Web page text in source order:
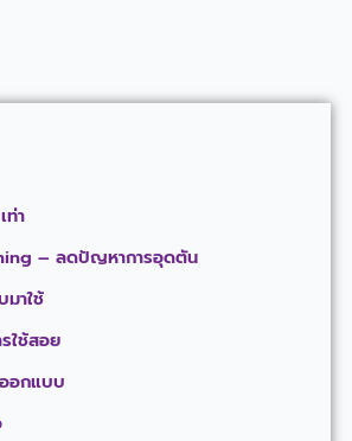
ท่า
– ลดปัญหาการอุดตัน
าใช้
ใช้สอย
ออกแบบ